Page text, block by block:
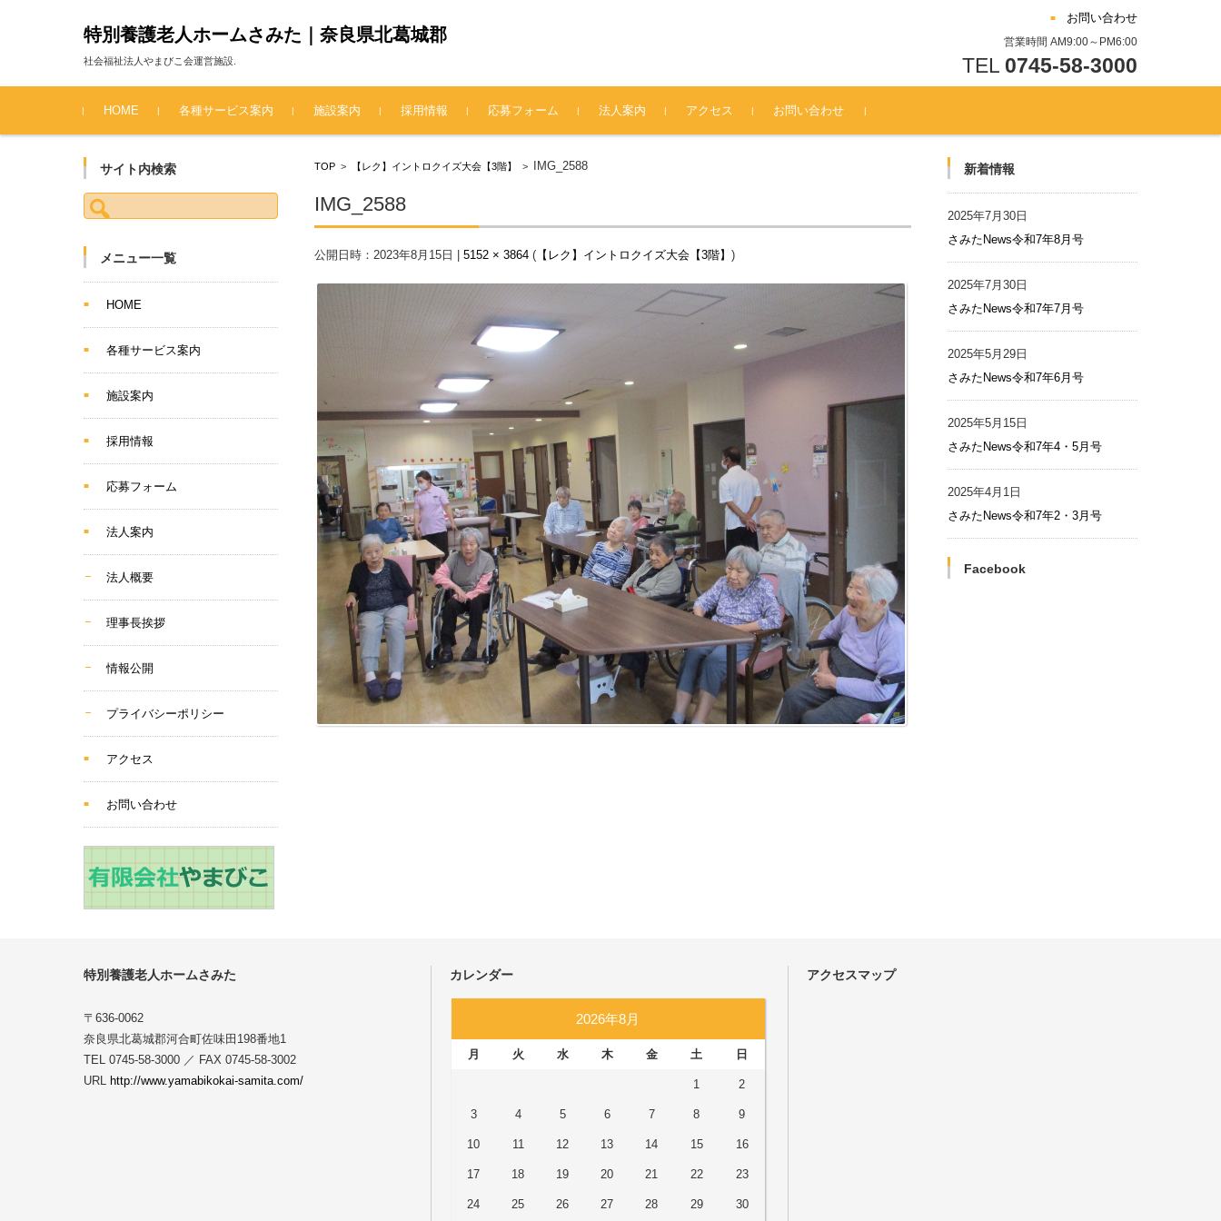
特別養護老人ホームさみた｜奈良県北葛城郡
社会福祉法人やまびこ会運営施設.
お問い合わせ
営業時間 AM9:00～PM6:00
TEL 0745-58-3000
コンテンツに移動
HOME
各種サービス案内 施設案内 採用情報 応募フォーム 法人案内 アクセス お問い合わせ
TOP > 【レク】イントロクイズ大会【3階】 > IMG_2588
IMG_2588
公開日時：2023年8月15日 |5152 × 3864 ( 【レク】イントロクイズ大会【3階】)
サイト内検索
検索:
メニュー一覧
HOME
各種サービス案内
施設案内
採用情報
応募フォーム
法人案内
法人概要
理事長挨拶
情報公開
プライバシーポリシー
アクセス
お問い合わせ
新着情報
2025年7月30日
さみたNews令和7年8月号
2025年7月30日
さみたNews令和7年7月号
2025年5月29日
さみたNews令和7年6月号
2025年5月15日
さみたNews令和7年4・5月号
2025年4月1日
さみたNews令和7年2・3月号
Facebook
特別養護老人ホームさみた
〒636-0062
奈良県北葛城郡河合町佐味田198番地1
TEL 0745-58-3000 ／ FAX 0745-58-3002
URL http://www.yamabikokai-samita.com/
カレンダー
2026年8月
月 火 水 木 金 土 日
1 2
3 4 5 6 7 8 9
10 11 12 13 14 15 16
17 18 19 20 21 22 23
24 25 26 27 28 29 30
アクセスマップ